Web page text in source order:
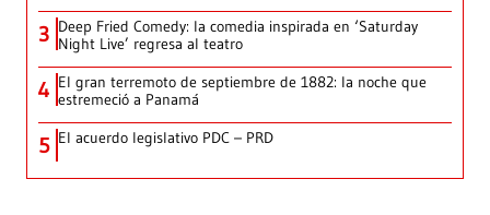
3 Deep Fried Comedy: la comedia inspirada en ‘Saturday
Night Live’ regresa al teatro
4 El gran terremoto de septiembre de 1882: la noche que
estremeció a Panamá
5 El acuerdo legislativo PDC – PRD